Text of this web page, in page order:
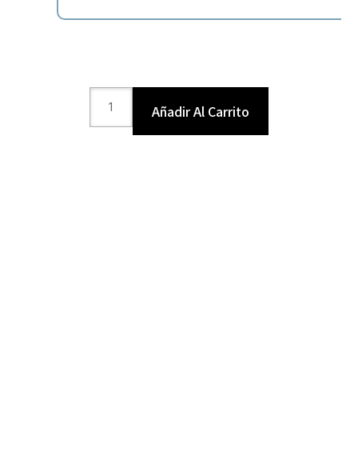
Añadir Al Carrito